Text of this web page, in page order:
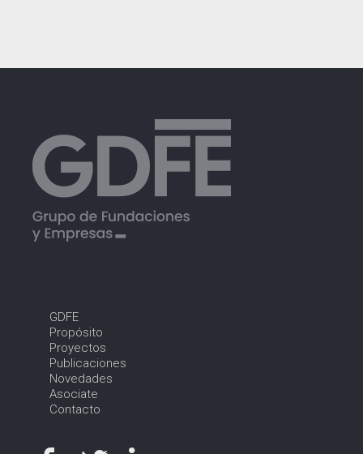
GDFE
Propósito
Proyectos
Publicaciones
Novedades
Asociate
Contacto